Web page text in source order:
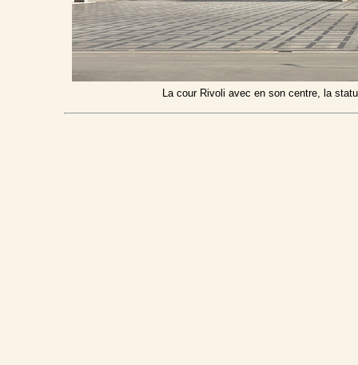
La cour Rivoli avec en son centre, la